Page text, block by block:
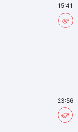
15:41
23:56